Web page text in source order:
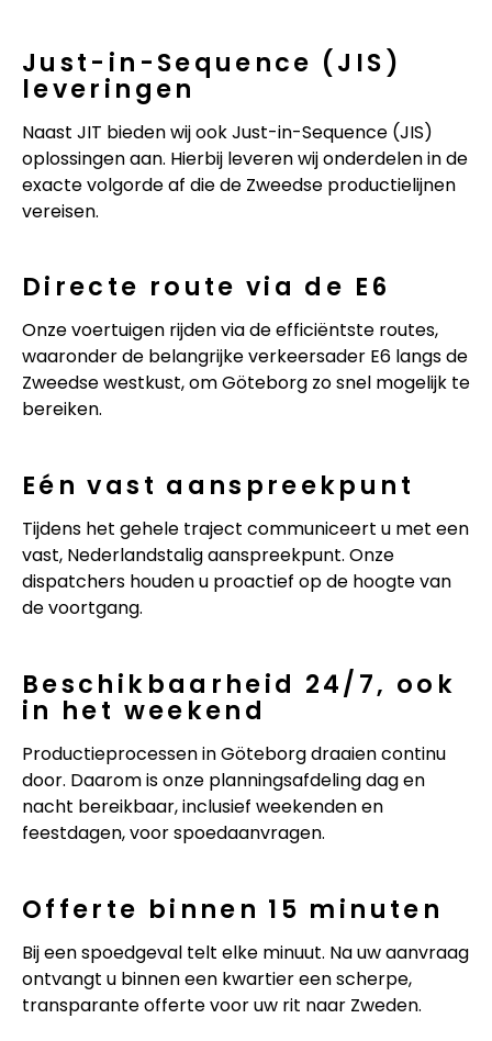
Just-in-Sequence (JIS)
leveringen
Naast JIT bieden wij ook Just-in-Sequence (JIS)
oplossingen aan. Hierbij leveren wij onderdelen in de
exacte volgorde af die de Zweedse productielijnen
vereisen.
Directe route via de E6
Onze voertuigen rijden via de efficiëntste routes,
waaronder de belangrijke verkeersader E6 langs de
Zweedse westkust, om Göteborg zo snel mogelijk te
bereiken.
Eén vast aanspreekpunt
Tijdens het gehele traject communiceert u met een
vast, Nederlandstalig aanspreekpunt. Onze
dispatchers houden u proactief op de hoogte van
de voortgang.
Beschikbaarheid 24/7, ook
in het weekend
Productieprocessen in Göteborg draaien continu
door. Daarom is onze planningsafdeling dag en
nacht bereikbaar, inclusief weekenden en
feestdagen, voor spoedaanvragen.
Offerte binnen 15 minuten
Bij een spoedgeval telt elke minuut. Na uw aanvraag
ontvangt u binnen een kwartier een scherpe,
transparante offerte voor uw rit naar Zweden.